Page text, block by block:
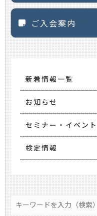
ご入会案内
新着情報一覧
お知らせ
セミナー・イベント
検定情報